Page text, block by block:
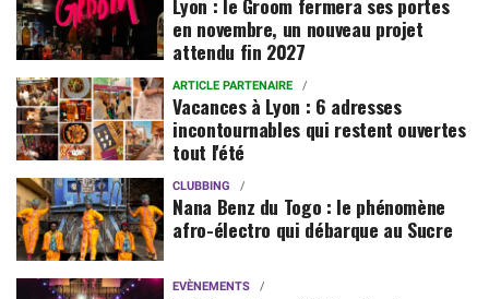
en novembre, un nouveau projet
attendu fin 2027
ARTICLE PARTENAIRE
Vacances à Lyon : 6 adresses
incontournables qui restent ouvertes
tout l'été
CLUBBING
Nana Benz du Togo : le phénomène
afro-électro qui débarque au Sucre
EVÈNEMENTS